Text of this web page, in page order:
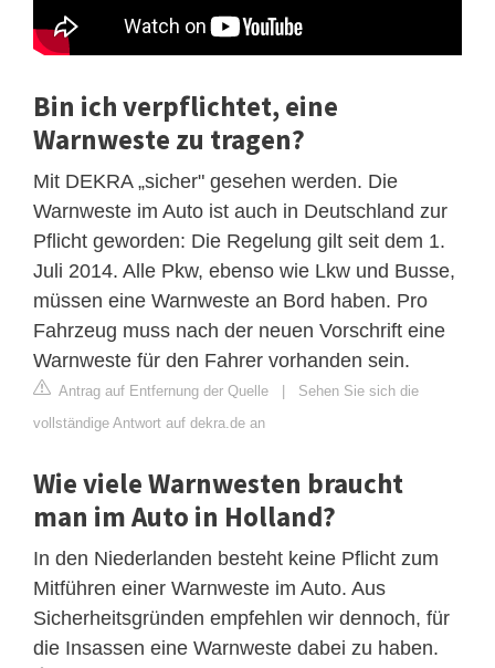
Bin ich verpflichtet, eine
Warnweste zu tragen?
Mit DEKRA „sicher" gesehen werden. Die
Warnweste im Auto ist auch in Deutschland zur
Pflicht geworden: Die Regelung gilt seit dem 1.
Juli 2014. Alle Pkw, ebenso wie Lkw und Busse,
müssen eine Warnweste an Bord haben. Pro
Fahrzeug muss nach der neuen Vorschrift eine
Warnweste für den Fahrer vorhanden sein.
Antrag auf Entfernung der Quelle | Sehen Sie sich die
vollständige Antwort auf dekra.de an
Wie viele Warnwesten braucht
man im Auto in Holland?
In den Niederlanden besteht keine Pflicht zum
Mitführen einer Warnweste im Auto. Aus
Sicherheitsgründen empfehlen wir dennoch, für
die Insassen eine Warnweste dabei zu haben.